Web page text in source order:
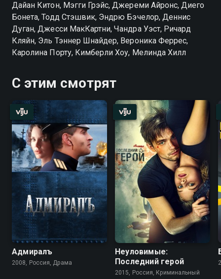
Дайан Китон, Мэгги Грэйс, Джереми Айронс, Диего
Бонета, Тодд Стэшвик, Эндрю Бэчелор, Деннис
Дуган, Джесси МакКартни, Чандра Уэст, Ричард
Кляйн, Эль Тэннер Шнайдер, Вероника Феррес,
Каролина Порту, Кимберли Хоу, Мелинда Хилл
С этим смотрят
Адмиралъ
2008, Россия, Драма
Неуловимые:
Последний герой
2015, Россия, Криминальный